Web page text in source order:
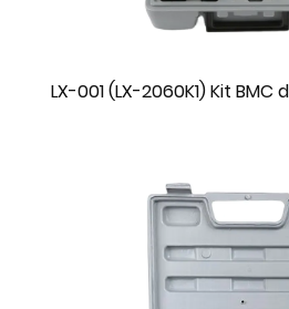
LX-001 (LX-2060K1) Kit